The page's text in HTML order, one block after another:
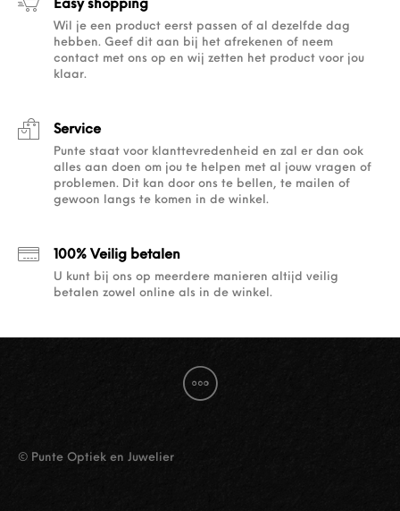
Easy shopping
Wil je een product eerst passen of al dezelfde dag
hebben. Geef dit aan bij het afrekenen of neem
contact met ons op en wij zetten het product voor jou
klaar.
Service
Punte staat voor klanttevredenheid en zal er dan ook
alles aan doen om jou te helpen met al jouw vragen of
problemen. Dit kan door ons te bellen, te mailen of
gewoon langs te komen in de winkel.
100% Veilig betalen
U kunt bij ons op meerdere manieren altijd veilig
betalen zowel online als in de winkel.
© Punte Optiek en Juwelier